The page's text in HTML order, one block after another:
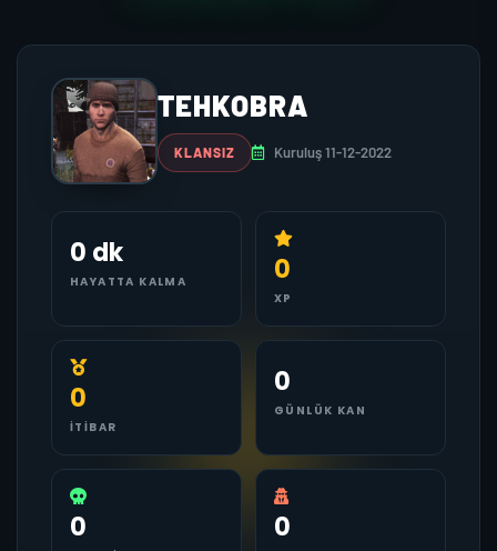
TEHKOBRA
KLANSIZ Kuruluş 11-12-2022
0 dk
HAYATTA KALMA 0
XP
0
İTIBAR
0
GÜNLÜK KAN
0 0